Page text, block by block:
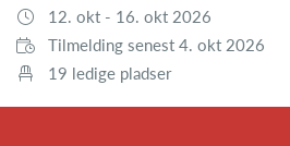
12. okt - 16. okt 2026
Tilmelding senest 4. okt 2026
19 ledige pladser